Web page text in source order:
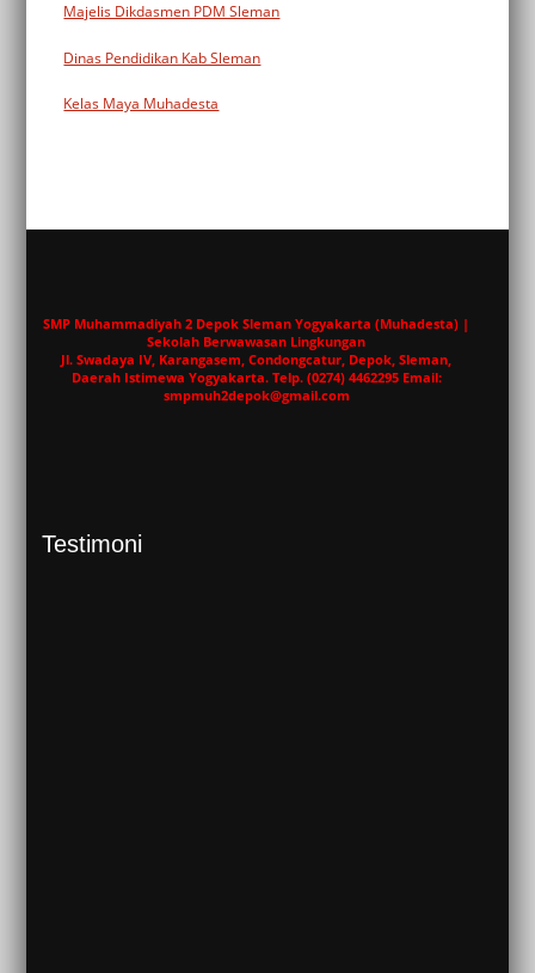
Majelis Dikdasmen PDM Sleman
Dinas Pendidikan Kab Sleman
Kelas Maya Muhadesta
SMP Muhammadiyah 2 Depok Sleman Yogyakarta (Muhadesta) |
Sekolah Berwawasan Lingkungan
Jl. Swadaya IV, Karangasem, Condongcatur, Depok, Sleman,
Daerah Istimewa Yogyakarta. Telp. (0274) 4462295 Email:
smpmuh2depok@gmail.com
Testimoni